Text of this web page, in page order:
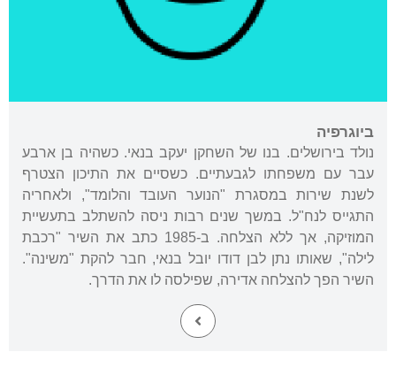
ביוגרפיה
נולד בירושלים. בנו של השחקן יעקב בנאי. כשהיה בן ארבע
עבר עם משפחתו לגבעתיים. כשסיים את התיכון הצטרף
לשנת שירות במסגרת "הנוער העובד והלומד", ולאחריה
התגייס לנח"ל. במשך שנים רבות ניסה להשתלב בתעשיית
המוזיקה, אך ללא הצלחה. ב-1985 כתב את השיר "רכבת
לילה", שאותו נתן לבן דודו יובל בנאי, חבר להקת "משינה".
השיר הפך להצלחה אדירה, שפילסה לו את הדרך.